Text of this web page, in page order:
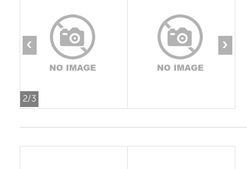
2/3
‹ ›